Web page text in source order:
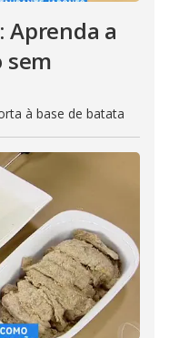
Aprenda a
sem
à base de batata